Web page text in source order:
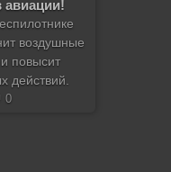
авиации!
воздушные
повысит
действий.
0